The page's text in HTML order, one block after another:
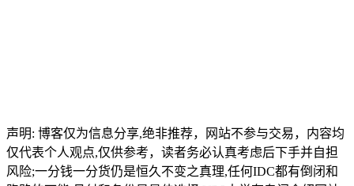
声明: 博客仅为信息分享,绝非推荐，网站不参与交易，内容均
仅代表个人观点,仅供参考，读者务必认真考虑后下手并自担
风险;一分钱一分货仍是恒久不变之真理,任何IDC都有倒闭和